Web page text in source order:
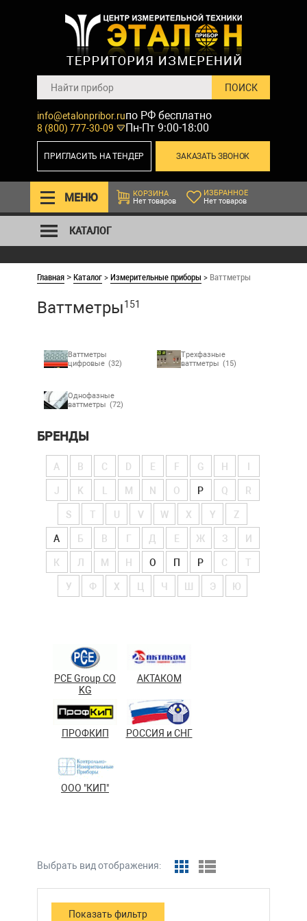
info@etalonpribor.ru
8 (800) 777-30-09
по РФ бесплатно
Пн-Пт 9:00-18:00
ЗАКАЗАТЬ ЗВОНОК
ПРИГЛАСИТЬ НА ТЕНДЕР
МЕНЮ
КОРЗИНА
Нет товаров
ИЗБРАННОЕ
Нет товаров
КАТАЛОГ
Главная >Каталог>Измерительные приборы > Ваттметры
Ваттметры151
Ваттметры
цифровые (32)
Трехфазные
ваттметры (15)
Однофазные
ваттметры (72)
БРЕНДЫ
A B C D E F G H
J K M N O P Q R
S T V W X Y Z
А Б В Г Д Е Ж З И
К Л М Н О П Р С Т
У Ф Х Ч Э Ю
PCE Group CO
KG
АКТАКОМ
ПРОФКИП РОССИЯ и СНГ
ООО "КИП"
Выбрать вид отображения: